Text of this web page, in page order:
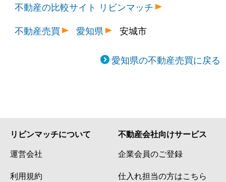
不動産の比較サイト リビンマッチ
不動産売買
愛知県 安城市
愛知県の不動産売買に戻る
リビンマッチについて
運営会社
利用規約
不動産会社向けサービス
企業会員のご登録
仕入れ担当の方はこちら